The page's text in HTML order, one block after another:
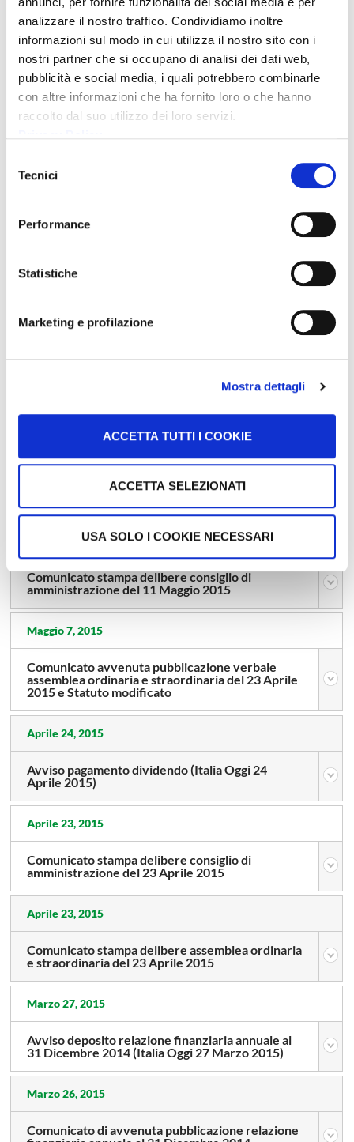
analizzare il nostro traffico. Condividiamo inoltre
informazioni sul modo in cui utilizza il nostro sito con i
nostri partner che si occupano di analisi dei dati web,
pubblicità e social media, i quali potrebbero combinarle
con altre informazioni che ha fornito loro o che hanno
raccolto dal suo utilizzo dei loro servizi.
delTecnici
Performance
Statistiche
Marketing e profilazione
Mostra dettagli
ACCETTA TUTTI I COOKIE
ACCETTA SELEZIONATI
USA SOLO I COOKIE NECESSARI
Agosto 4, 2015
Comunica stampa avvenuta pubblicazione
relazione finanziaria semestrale al 30 Giugno
Semestrale al 30 Giugno 2015 (Italia Oggi 4
Maggio 12, 2015
Avviso deposito resoconto intermedio di
gestione al 31 Marzo 2015 (Italia Oggi 12 Maggio
Resoconto Intermedio di Gestione al 31 Marzo
Maggio 11, 2015
amministrazione dell’11 Maggio 2015 – annulla e
Maggio 11, 2015
Comunicato stampa delibere consiglio di
amministrazione del 11 Maggio 2015
Maggio 7, 2015
Comunicato avvenuta pubblicazione verbale
assemblea ordinaria e straordinaria del 23 Aprile
2015 e Statuto modificato
Aprile 24, 2015
Avviso pagamento dividendo (Italia Oggi 24
Aprile 2015)
Aprile 23, 2015
Comunicato stampa delibere consiglio di
amministrazione del 23 Aprile 2015
Aprile 23, 2015
Comunicato stampa delibere assemblea ordinaria
e straordinaria del 23 Aprile 2015
Marzo 27, 2015
Avviso deposito relazione finanziaria annuale al
31 Dicembre 2014 (Italia Oggi 27 Marzo 2015)
Marzo 26, 2015
Comunicato di avvenuta pubblicazione relazione